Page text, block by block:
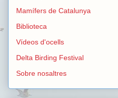
Mamífers de Catalunya
Biblioteca
Vídeos d'ocells
Delta Birding Festival
Sobre nosaltres